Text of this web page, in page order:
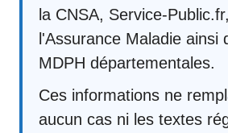
la CNSA, Service-
l'Assurance Maladie ainsi
MDPH départementales.
Ces informations ne
aucun cas ni les textes